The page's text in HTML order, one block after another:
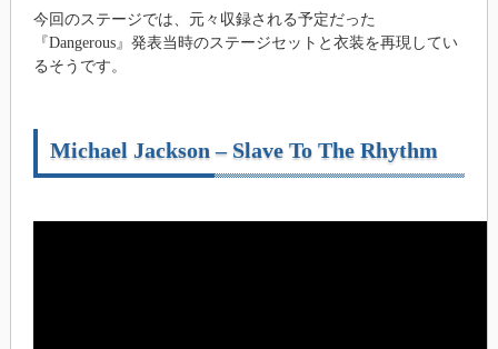
今回のステージでは、元々収録される予定だった
『Dangerous』発表当時のステージセットと衣装を再現してい
るそうです。
Michael Jackson – Slave To The Rhythm